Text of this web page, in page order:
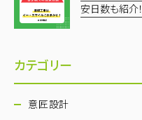
安日数も紹介！
カテゴリー
意匠設計